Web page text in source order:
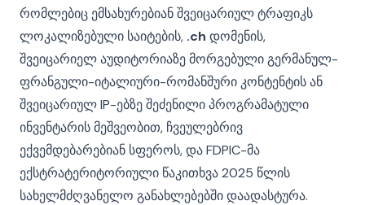
რომლებიც ემსახურებიან შვეიცარიულ ტრაფიკს
ლოკალიზებული საიტების, .ch დომენის,
შვეიცარიელ აუდიტორიაზე მორგებული გერმანულ-
ფრანგული-იტალიური-რომანშური კონტენტის ან
შვეიცარიულ IP-ებზე შეძენილი პროგრამატული
ინვენტარის მეშვეობით, ჩვეულებრივ
ექვემდებარებიან სფეროს, და FDPIC-მა
ექსტრატერიტორიული წაკითხვა 2025 წლის
სახელმძღვანელო განახლებებში დაადასტურა.